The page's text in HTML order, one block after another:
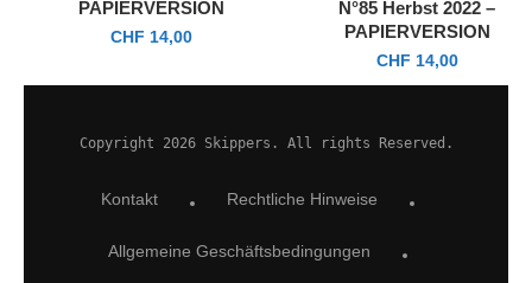
PAPIERVERSION
CHF 14,00
N°85 Herbst 2022 –
PAPIERVERSION
CHF 14,00
Copyright 2026 Skippers. All rights Reserved.
Kontakt Rechtliche Hinweise
Allgemeine Geschäftsbedingungen